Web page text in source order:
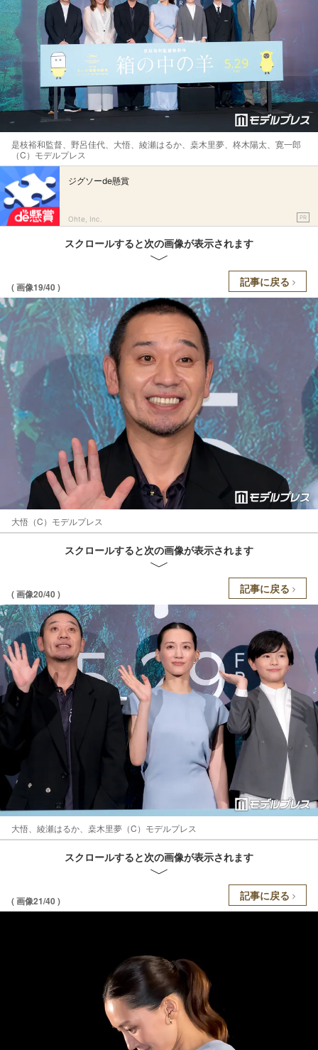
是枝裕和監督、野呂佳代、大悟、綾瀬はるか、桒木里夢、柊木陽太、寛一郎
（C）モデルプレス
ジグソーde懸賞
Ohte, Inc. PR
スクロールすると次の画像が表示されます
( 画像19/40 ) 記事に戻る
大悟（C）モデルプレス
スクロールすると次の画像が表示されます
( 画像20/40 ) 記事に戻る
大悟、綾瀬はるか、桒木里夢（C）モデルプレス
スクロールすると次の画像が表示されます
( 画像21/40 ) 記事に戻る